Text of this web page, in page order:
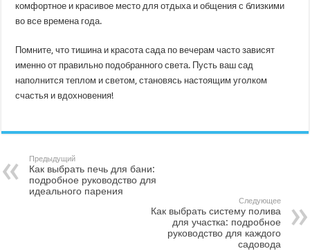
комфортное и красивое место для отдыха и общения с близкими
во все времена года.
Помните, что тишина и красота сада по вечерам часто зависят
именно от правильно подобранного света. Пусть ваш сад
наполнится теплом и светом, становясь настоящим уголком
счастья и вдохновения!
Предыдущий
Как выбрать печь для бани:
подробное руководство для
идеального парения
Следующее
Как выбрать систему полива
для участка: подробное
руководство для каждого
садовода